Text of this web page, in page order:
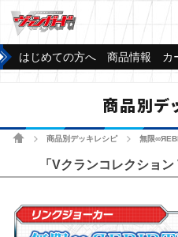
はじめての方へ 商品情報 カ
商品別デ
ホーム商品別デッキレシピ 無限
「Vクランコレクショ